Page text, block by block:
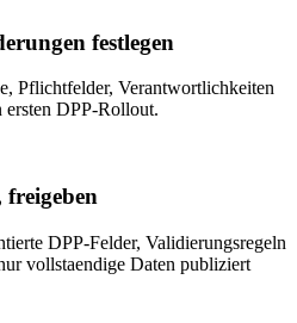
festlegen
Pflichtfelder, Verantwortlichkeiten
DPP-Rollout.
DPP-Felder, Validierungsregeln
vollstaendige Daten publiziert